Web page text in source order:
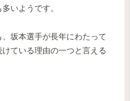
いようです。
坂本選手が長年にわたって
ている理由の一つと言える